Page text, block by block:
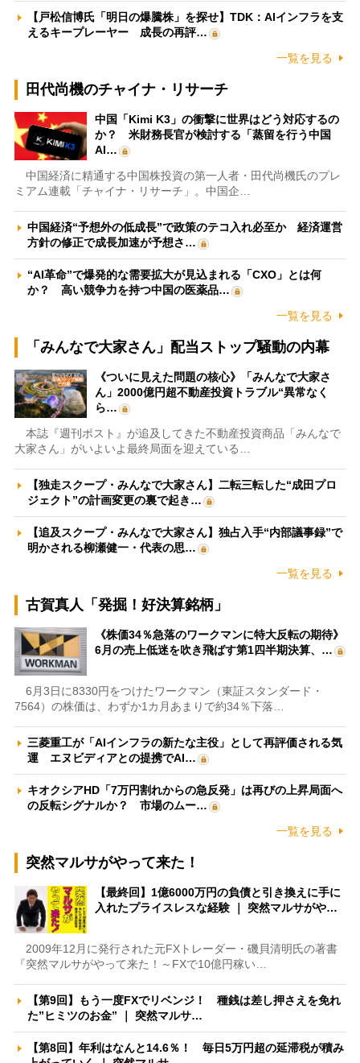
【戸松信博氏「明日の爆騰株」を探せ】TDK：AIインフラを支
えるキープレーヤー 成長の再評…
一覧を見る
田代尚機のチャイナ・リサーチ
中国「Kimi K3」の衝撃に世界はどう対応するの
か？ 米財務長官が検討する「蒸留を行う中国
AI…
中国経済に精通する中国株投資の第一人者・田代尚機氏のプレ
ミアム連載「チャイナ・リサーチ」。中国企…
中国経済“予想外の低成長”で政策のテコ入れ必至か 経済運営
方針の修正で成長加速が予想さ…
“AI革命”で爆発的な需要拡大が見込まれる「CXO」とは何
か？ 高い競争力を持つ中国の医薬品…
一覧を見る
「みんなで大家さん」配当ストップ騒動の内幕
《ついに見えた問題の核心》「みんなで大家さ
ん」2000億円超不動産投資トラブル“異常なく
ら…
本誌『週刊ポスト』が追及してきた不動産投資商品「みんなで
大家さん」がいよいよ最終局面を迎えている…
【独走スクープ・みんなで大家さん】二転三転した“成田プロ
ジェクト”の計画変更の裏で起き…
【追及スクープ・みんなで大家さん】独占入手“内部議事録”で
明かされる柳瀬健一・代表の思…
一覧を見る
古賀真人「発掘！好決算銘柄」
《株価34％急落のワークマンに特大反転の期待》
6月の売上低迷を吹き飛ばす第1四半期決算、…
6月3日に8330円をつけたワークマン（東証スタンダード・
7564）の株価は、わずか1カ月あまりで約34％下落…
三菱重工が「AIインフラの新たな主役」として再評価される気
運 エヌビディアとの提携でAI…
キオクシアHD「7万円割れからの急反発」は再びの上昇局面へ
の反転シグナルか？ 市場のムー…
一覧を見る
突然マルサがやって来た！
【最終回】1億6000万円の負債と引き換えに手に
入れたプライスレスな経験 ｜ 突然マルサがや…
2009年12月に発行された元FXトレーダー・磯貝清明氏の著書
『突然マルサがやって来た！～FXで10億円稼い…
【第9回】もう一度FXでリベンジ！ 種銭は差し押さえを免れ
た”ヒミツのお金” ｜ 突然マルサ…
【第8回】年利はなんと14.6％！ 毎日5万円超の延滞税が積み